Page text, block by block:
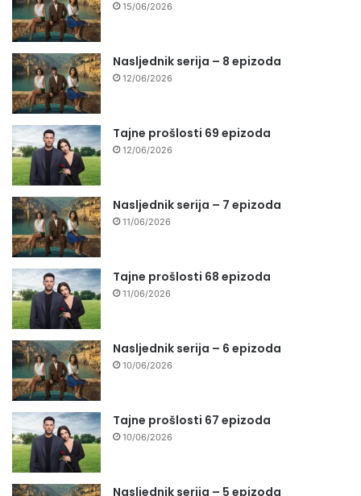
15/06/2026
Nasljednik serija – 8 epizoda
12/06/2026
Tajne prošlosti 69 epizoda
12/06/2026
Nasljednik serija – 7 epizoda
11/06/2026
Tajne prošlosti 68 epizoda
11/06/2026
Nasljednik serija – 6 epizoda
10/06/2026
Tajne prošlosti 67 epizoda
10/06/2026
Nasljednik serija – 5 epizoda